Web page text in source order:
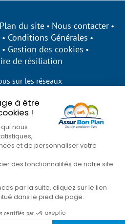
à être
!
nous
et de personnaliser votre
des fonctionnalités de notre site
par la suite, cliquez sur le lien
dans le pied de page.
certifiés par
Plan du site
Nous contacter
Conditions Générales
Gestion des cookies
de résiliation
sur les réseaux